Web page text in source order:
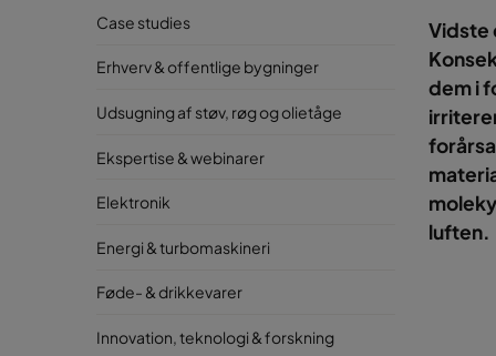
Case studies
Erhverv & offentlige bygninger
Udsugning af støv, røg og olietåge
Ekspertise & webinarer
Elektronik
Energi & turbomaskineri
Føde- & drikkevarer
Innovation, teknologi & forskning
Vidste
dem i
luften.